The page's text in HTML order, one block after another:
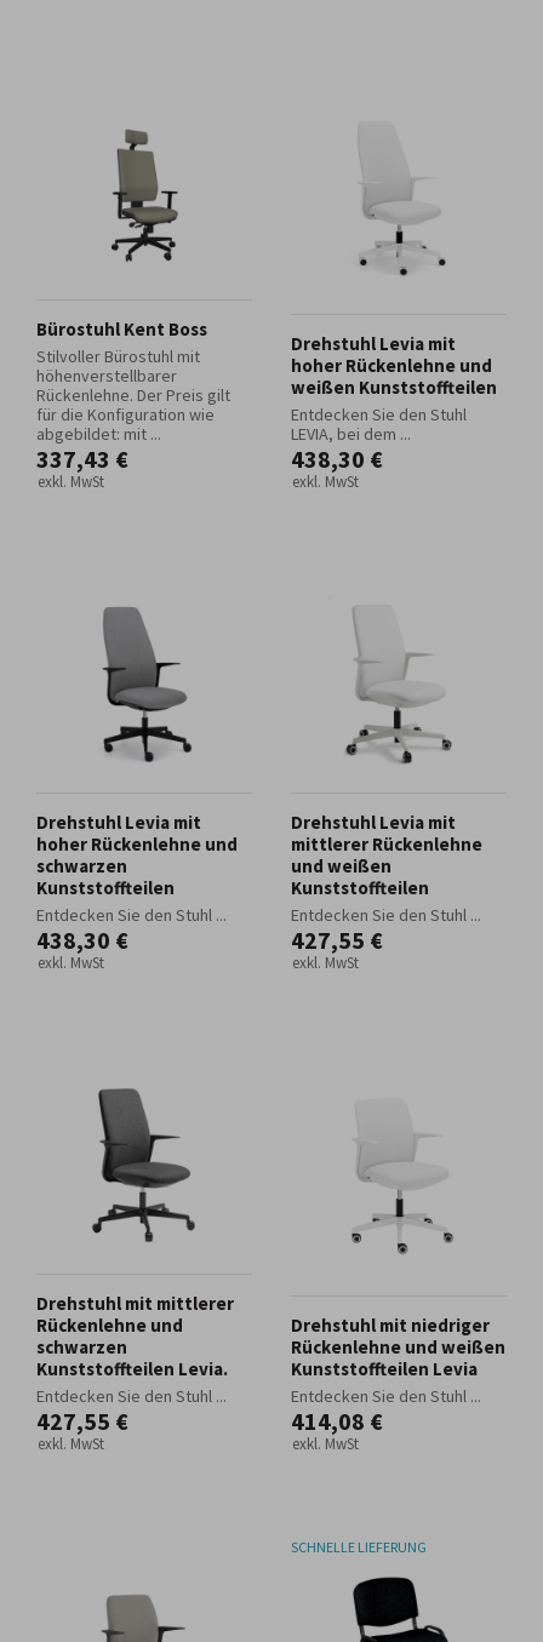
Bürostuhl Kent Boss
Stilvoller Bürostuhl mit
höhenverstellbarer
Rückenlehne. Der Preis gilt
für die Konfiguration wie
abgebildet: mit ...
337,43 €
exkl. MwSt
Drehstuhl Levia mit
hoher Rückenlehne und
weißen Kunststoffteilen
Entdecken Sie den Stuhl
LEVIA, bei dem ...
438,30 €
exkl. MwSt
Drehstuhl Levia mit
hoher Rückenlehne und
schwarzen
Kunststoffteilen
Entdecken Sie den Stuhl ...
438,30 €
exkl. MwSt
Drehstuhl Levia mit
mittlerer Rückenlehne
und weißen
Kunststoffteilen
Entdecken Sie den Stuhl ...
427,55 €
exkl. MwSt
Drehstuhl mit mittlerer
Rückenlehne und
schwarzen
Kunststoffteilen Levia.
Entdecken Sie den Stuhl ...
427,55 €
exkl. MwSt
Drehstuhl mit niedriger
Rückenlehne und weißen
Kunststoffteilen Levia
Entdecken Sie den Stuhl ...
414,08 €
exkl. MwSt
SCHNELLE LIEFERUNG